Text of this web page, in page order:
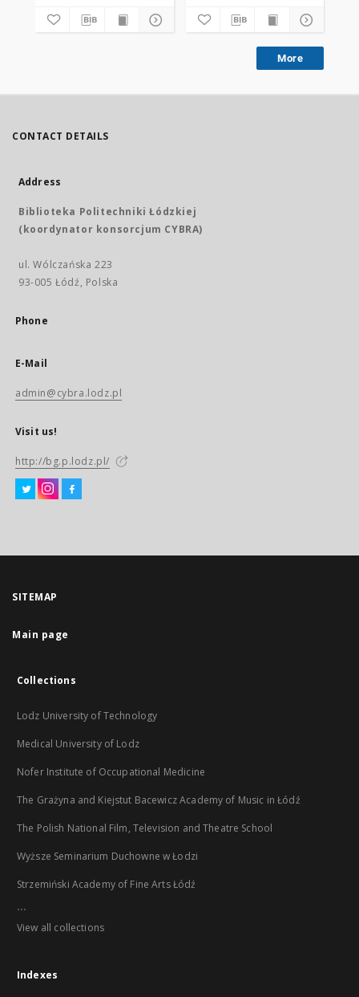
More
CONTACT DETAILS
Address
Biblioteka Politechniki Łódzkiej
(koordynator konsorcjum CYBRA)
ul. Wólczańska 223
93-005 Łódź, Polska
Phone
E-Mail
admin@cybra.lodz.pl
Visit us!
http://bg.p.lodz.pl/
SITEMAP
Main page
Collections
Lodz University of Technology
Medical University of Lodz
Nofer Institute of Occupational Medicine
The Grażyna and Kiejstut Bacewicz Academy of Music in Łódź
The Polish National Film, Television and Theatre School
Wyższe Seminarium Duchowne w Łodzi
Strzemiński Academy of Fine Arts Łódź
...
View all collections
Indexes